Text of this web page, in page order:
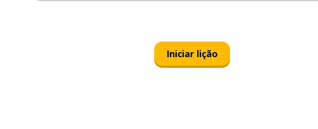
Iniciar lição